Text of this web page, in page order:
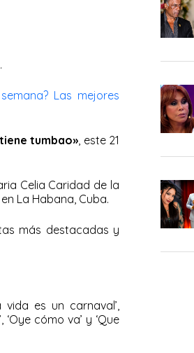
Las mejores
tumbao» , este 21
Celia Caridad de la
La Habana, Cuba.
más destacadas y
vida es un carnaval’,
‘Oye cómo va’ y ‘Que